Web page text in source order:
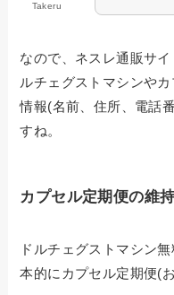
Takeru
なので、ネスレ通販サ
ルチェグストマシンや
情報(名前、住所、電話
すね。
カプセル定期便の維
ドルチェグストマシン
本的にカプセル定期便(